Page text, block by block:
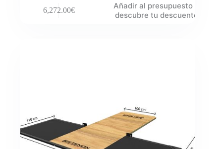
6,272.00€
Añadir al presupuesto y
descubre tu descuento